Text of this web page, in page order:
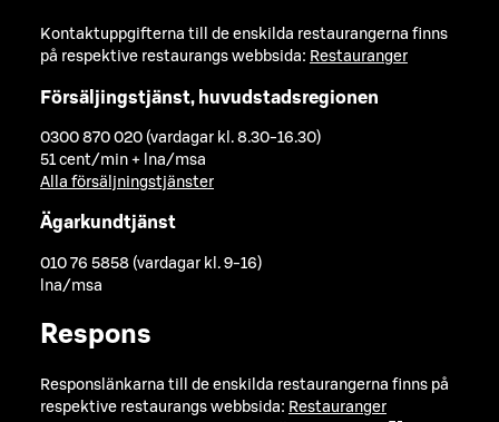
Kontaktuppgifterna till de enskilda restaurangerna finns
på respektive restaurangs webbsida: Restauranger
Försäljingstjänst, huvudstadsregionen
0300 870 020 (vardagar kl. 8.30-16.30)
51 cent/min + lna/msa
Alla försäljningstjänster
Ägarkundtjänst
010 76 5858 (vardagar kl. 9-16)
lna/msa
Respons
Responslänkarna till de enskilda restaurangerna finns på
respektive restaurangs webbsida: Restauranger